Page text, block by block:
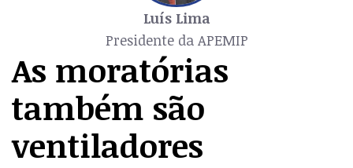
Luís Lima
Presidente da APEMIP
As moratórias
também são
ventiladores